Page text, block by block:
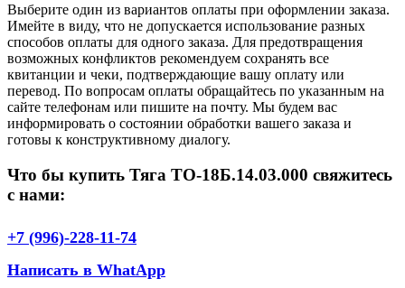
Выберите один из вариантов оплаты при оформлении заказа.
Имейте в виду, что не допускается использование разных
способов оплаты для одного заказа. Для предотвращения
возможных конфликтов рекомендуем сохранять все
квитанции и чеки, подтверждающие вашу оплату или
перевод. По вопросам оплаты обращайтесь по указанным на
сайте телефонам или пишите на почту. Мы будем вас
информировать о состоянии обработки вашего заказа и
готовы к конструктивному диалогу.
Что бы купить Тяга ТО-18Б.14.03.000 свяжитесь
с нами:
+7 (996)-228-11-74
Написать в WhatApp